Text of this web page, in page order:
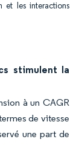
et les interactions
stimulent la
à un CAGR
de vitesse
une part de